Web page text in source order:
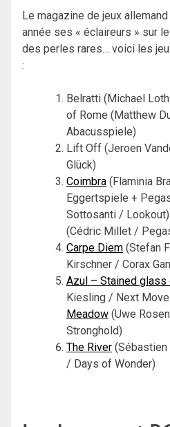
Le magazine de jeux allemand
année ses « éclaireurs » sur
des perles rares… voici les
:
Belratti (Michael
of Rome (Matthew
Abacusspiele)
Lift Off (Jeroen
Glück)
Coimbra (Flaminia
Eggertspiele +
Sottosanti /
(Cédric Millet /
Carpe Diem (Stefan
Kirschner / Corax
Azul – Stained glass
Kiesling / Next
Meadow (Uwe
Stronghold)
The River (Sébastien
/ Days of Wonder)